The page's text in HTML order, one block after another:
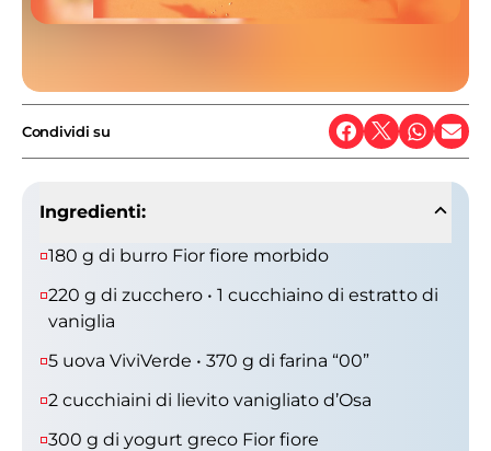
Condividi su
Ingredienti:
180 g di burro Fior fiore morbido
220 g di zucchero • 1 cucchiaino di estratto di
vaniglia
5 uova ViviVerde • 370 g di farina “00”
2 cucchiaini di lievito vanigliato d’Osa
300 g di yogurt greco Fior fiore